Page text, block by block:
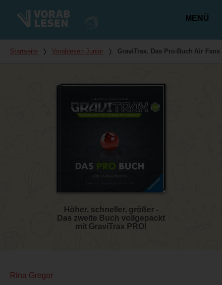
MENÜ
Du bist hier
Startseite ❭ Vorablesen Junior ❭ GraviTrax. Das Pro-Buch für
Höher, schneller, größer -
Das zweite Buch vollgepackt
mit GraviTrax PRO!
Rina Gregor